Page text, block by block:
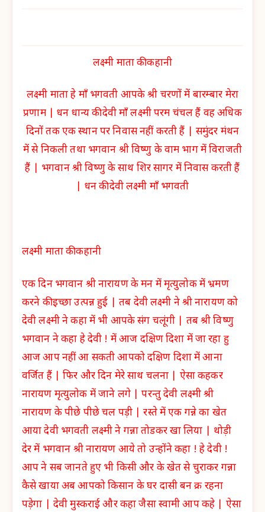
लक्ष्मी माता की कहानी
लक्ष्मी माताहे माँ भगवती आपके श्री चरणों में बारम्बार मेरा
प्रणाम | धन धान्य की देवी माँ लक्ष्मी परम चंचल हैं वह अधिक
दिनों तक एक स्थान पर निवास नहीं करती हैं | समुंदर मंथन
में से निकली तथा भगवान श्री विष्णु के वाम भाग में विराजती
हैं | भगवान श्री विष्णु के साथ शिर सागर में निवास करती हैं
| धन की देवी लक्ष्मी माँ भगवती
लक्ष्मी माता की कहानी
एक दिन भगवान श्री नारायण के मन में मृत्युलोक में भ्रमण
करने की इच्छा उत्पन्न हुई | तब देवी लक्ष्मी ने श्री नारायण को
देवी लक्ष्मी ने कहा में भी आपके संग चलूंगी | तब श्री विष्णु
भगवान ने कहा हे देवी ! में आज दक्षिण दिशा में जा रहा हु
आज आप नहीं आ सकती आपको दक्षिण दिशा में आना
वर्जित हैं | फिर और दिन मेरे साथ चलना | ऐसा कहकर
नारायण मृत्युलोक में जाने लगे | परन्तु देवी लक्ष्मी श्री
नारायण के पीछे पीछे चल पड़ी | रस्ते में एक गन्ने का खेत
आया देवी भगवती लक्ष्मी ने गन्ना तोडकर खा लिया | थोड़ी
देर में भगवान श्री नारायण आये तो उन्होंने कहा ! हे देवी !
आप ने सब जानते हुए भी किसी और के खेत से चुराकर गन्ना
कैसे खाया अब आपको किसान के घर दासी बन क्र रहना
पड़ेगा | देवी मुस्कराई और कहा जैसा स्वामी आप कहे | ऐसा